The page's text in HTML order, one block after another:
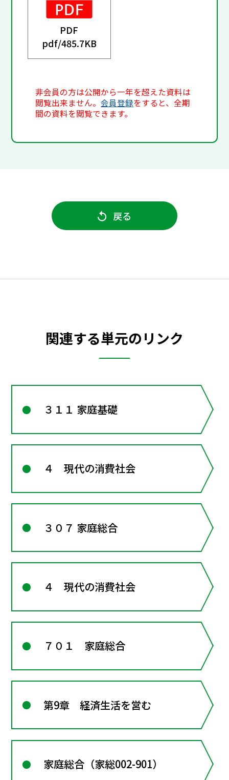
PDF
pdf/485.7KB
非会員の方は公開から一年を超えた資料は
閲覧出来ません。会員登録をすると、全期
間の資料を閲覧できます。
戻る
関連する単元のリンク
３１１ 家庭基礎
４ 現代の消費社会
３０７ 家庭総合
４ 現代の消費社会
７０１ 家庭総合
第9章 経済生活を営む
家庭総合（家総002-901）